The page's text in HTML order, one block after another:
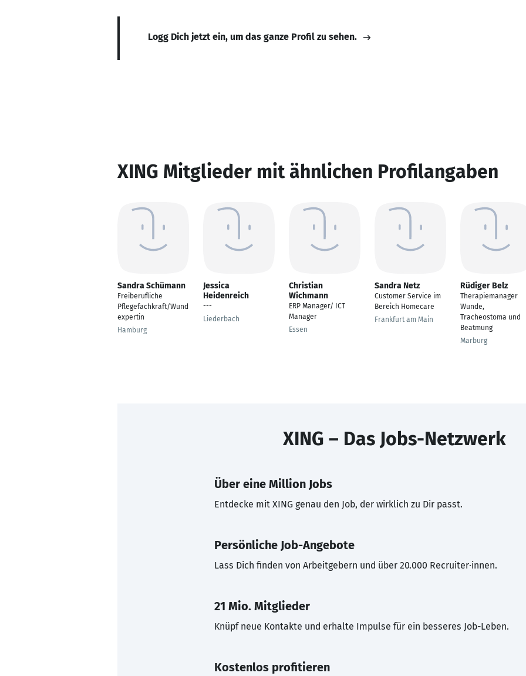
Logg Dich jetzt ein, um das ganze Profil zu sehen.
XING Mitglieder mit ähnlichen Profilangaben
Sandra Schümann
Freiberufliche
Pflegefachkraft/Wund
expertin
Hamburg
Jessica
Heidenreich
---
Liederbach
Christian
Wichmann
ERP Manager/ ICT
Manager
Essen
Sandra Netz
Customer Service im
Bereich Homecare
Frankfurt am Main
Rüdiger Belz
Therapiemanager
Wunde,
Tracheostoma und
Beatmung
Marburg
XING – Das Jobs-Netzwerk
Über eine Million Jobs
Entdecke mit XING genau den Job, der wirklich zu Dir passt.
Persönliche Job-Angebote
Lass Dich finden von Arbeitgebern und über 20.000 Recruiter·innen.
21 Mio. Mitglieder
Knüpf neue Kontakte und erhalte Impulse für ein besseres Job-Leben.
Kostenlos profitieren